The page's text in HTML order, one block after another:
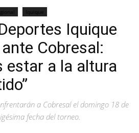
Iquique
Iquique
Cobresal:
estar a la altura
a Cobresal el domingo 18 de
fecha del torneo.